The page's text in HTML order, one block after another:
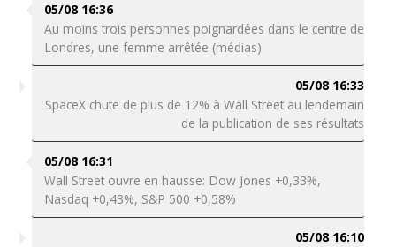
05/08 16:36
Au moins trois personnes poignardées dans le centre de
Londres, une femme arrêtée (médias)
05/08 16:33
SpaceX chute de plus de 12% à Wall Street au lendemain
de la publication de ses résultats
05/08 16:31
Wall Street ouvre en hausse: Dow Jones +0,33%,
Nasdaq +0,43%, S&P 500 +0,58%
05/08 16:10